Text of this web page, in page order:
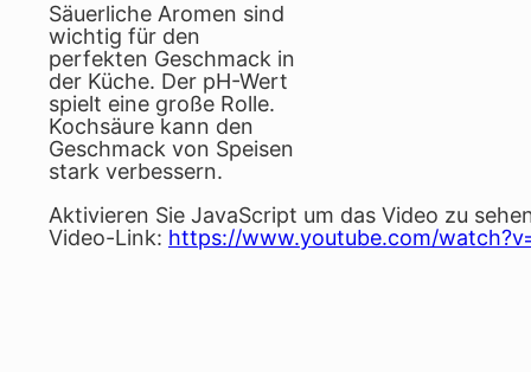
Säuerliche Aromen sind
wichtig für den
perfekten Geschmack in
der Küche. Der pH-Wert
spielt eine große Rolle.
Kochsäure kann den
Geschmack von Speisen
stark verbessern.
Aktivieren Sie JavaScript um das Video zu
Video-Link: https://www.youtube.com/